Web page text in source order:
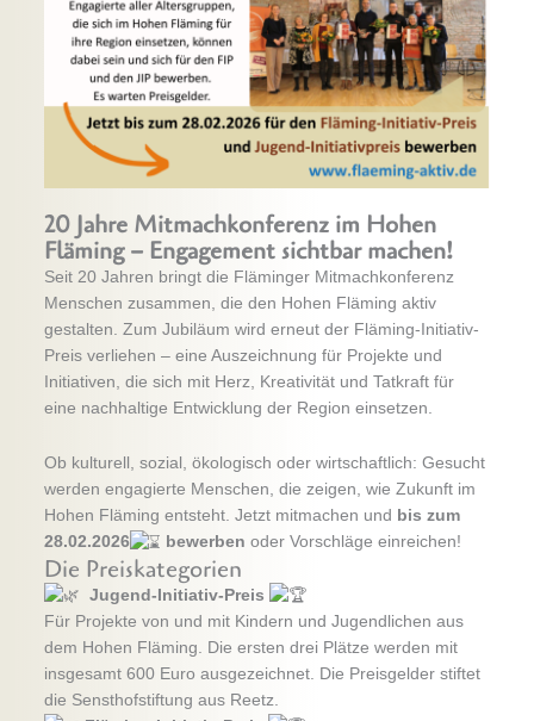
20 Jahre Mitmachkonferenz im Hohen
Fläming – Engagement sichtbar machen!
Seit 20 Jahren bringt die Fläminger Mitmachkonferenz
Menschen zusammen, die den Hohen Fläming aktiv
gestalten. Zum Jubiläum wird erneut der Fläming-Initiativ-
Preis verliehen – eine Auszeichnung für Projekte und
Initiativen, die sich mit Herz, Kreativität und Tatkraft für
eine nachhaltige Entwicklung der Region einsetzen.
Ob kulturell, sozial, ökologisch oder wirtschaftlich: Gesucht
werden engagierte Menschen, die zeigen, wie Zukunft im
Hohen Fläming entsteht. Jetzt mitmachen und bis zum
28.02.2026
bewerbenoder Vorschläge einreichen!
Die Preiskategorien
Jugend-Initiativ-Preis
Für Projekte von und mit Kindern und Jugendlichen aus
dem Hohen Fläming. Die ersten drei Plätze werden mit
insgesamt 600 Euro ausgezeichnet. Die Preisgelder stiftet
die Sensthofstiftung aus Reetz.